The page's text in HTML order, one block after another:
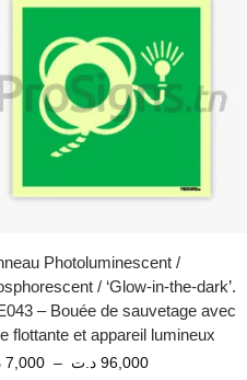
Photoluminescent /
/ ‘Glow-in-the-dark’.
– Bouée de sauvetage avec
flottante et appareil lumineux
7,000 – 96,000 د.ت